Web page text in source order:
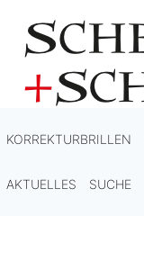
Inhalt
springen
KORREKTURBRILLEN
AKTUELLES SUCHE